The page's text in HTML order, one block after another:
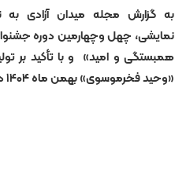
به گزارش مجله میدان آزادی به
نمایشی، چهل وچهارمین دوره جشنواره
همبستگی و امید» و با تأکید بر
«وحید فخرموسوی» بهمن ماه ۱۴۰۴ در هشت بخش مختلف برگزار می‌شود.